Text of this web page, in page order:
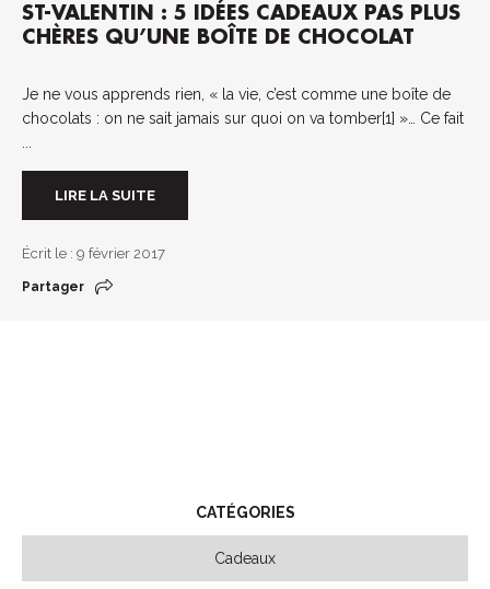
ST-VALENTIN : 5 IDÉES CADEAUX PAS PLUS
CHÈRES QU’UNE BOÎTE DE CHOCOLAT
Je ne vous apprends rien, « la vie, c’est comme une boîte de
chocolats : on ne sait jamais sur quoi on va tomber[1] »… Ce fait
LIRE LA SUITE
Écrit le : 9 février 2017
Partager
CATÉGORIES
Cadeaux